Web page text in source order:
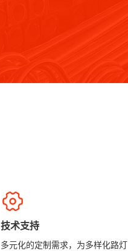
技术支持
多元化的定制需求，为多样化路灯